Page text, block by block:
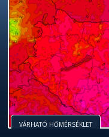
VÁRHATÓ HŐMÉRSÉKLET